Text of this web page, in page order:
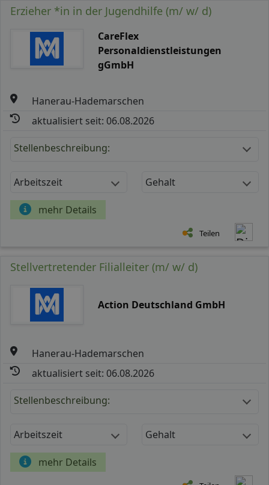
Erzieher *in in der Jugendhilfe (m/ w/ d)
CareFlex
Personaldienstleistungen
gGmbH
Hanerau-Hademarschen
aktualisiert seit: 06.08.2026
Stellenbeschreibung:
Arbeitszeit Gehalt
mehr Details
Teilen
Stellvertretender Filialleiter (m/ w/ d)
Action Deutschland GmbH
Hanerau-Hademarschen
aktualisiert seit: 06.08.2026
Stellenbeschreibung:
Arbeitszeit Gehalt
mehr Details